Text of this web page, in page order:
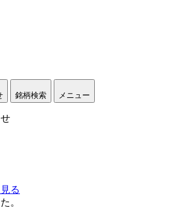
銘柄検索 メニュー
る
。